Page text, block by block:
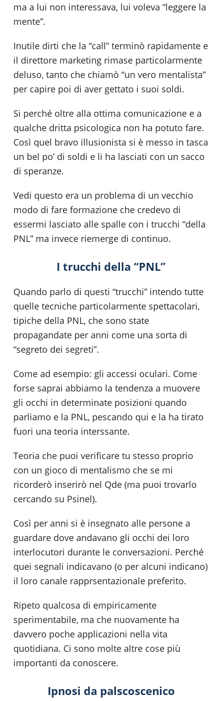
ma a lui non interessava, lui voleva “leggere la
mente”.
Inutile dirti che la “call” terminò rapidamente e
il direttore marketing rimase particolarmente
deluso, tanto che chiamò “un vero mentalista”
per capire poi di aver gettato i suoi soldi.
Si perché oltre alla ottima comunicazione e a
qualche dritta psicologica non ha potuto fare.
Così quel bravo illusionista si è messo in tasca
un bel po’ di soldi e li ha lasciati con un sacco
di speranze.
Vedi questo era un problema di un vecchio
modo di fare formazione che credevo di
essermi lasciato alle spalle con i trucchi “della
PNL” ma invece riemerge di continuo.
I trucchi della “PNL”
Quando parlo di questi “trucchi” intendo tutte
quelle tecniche particolarmente spettacolari,
tipiche della PNL, che sono state
propagandate per anni come una sorta di
“segreto dei segreti”.
Come ad esempio: gli accessi oculari. Come
forse saprai abbiamo la tendenza a muovere
gli occhi in determinate posizioni quando
parliamo e la PNL, pescando qui e la ha tirato
fuori una teoria interssante.
Teoria che puoi verificare tu stesso proprio
con un gioco di mentalismo che se mi
ricorderò inserirò nel Qde (ma puoi trovarlo
cercando su Psinel).
Così per anni si è insegnato alle persone a
guardare dove andavano gli occhi dei loro
interlocutori durante le conversazioni. Perché
quei segnali indicavano (o per alcuni indicano)
il loro canale rapprsentazionale preferito.
Ripeto qualcosa di empiricamente
sperimentabile, ma che nuovamente ha
davvero poche applicazioni nella vita
quotidiana. Ci sono molte altre cose più
importanti da conoscere.
Ipnosi da palscoscenico